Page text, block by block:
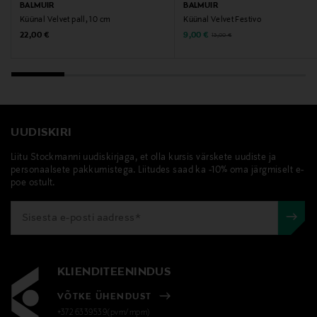
BALMUIR
Küünal Velvet pall, 10 cm
Original Price
22,00 €
BALMUIR
Küünal Velvet Festivo
Discounted Price
9,00 € Original Price
13,00 €
UUDISKIRI
Liitu Stockmanni uudiskirjaga, et olla kursis värskete uudiste ja
personaalsete pakkumistega. Liitudes saad ka -10% oma järgmiselt e-
poe ostult.
KLIENDITEENINDUS
VÕTKE ÜHENDUST
+372 6339539(pvm/mpm)